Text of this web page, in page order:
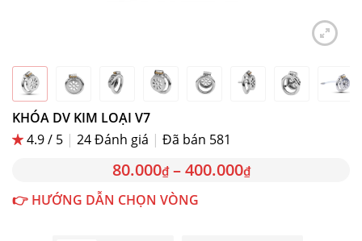
KHÓA DV KIM LOẠI V7
4.9 / 5 | 24Đánh giá | Đã bán 581
80.000₫–400.000₫
👉 HƯỚNG DẪN CHỌN VÒNG